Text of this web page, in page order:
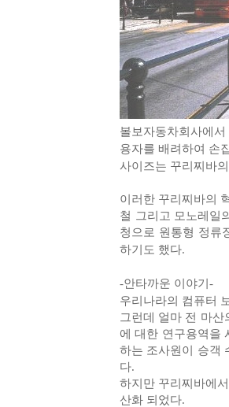
볼보자동차회사에
용자를 배려하여 손
사이즈는 꾸리찌바
이러한 꾸리찌바의
철 그리고 모노레일
청으로 원통형 정류
하기도 했다.
-안타까운 이야기-
우리나라의 컴퓨터
그런데 얼마 전 마
에 대한 연구용역을
하는 조사원이 승객
다.
하지만 꾸리찌바에
산화 되었다.